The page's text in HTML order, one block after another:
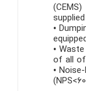
(CEMS)
•
•
of all
•